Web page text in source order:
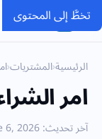
تخطَّ إلى المحتوى
SMACC
الرئيسية›المشتريات›
امر
آخر تحديث: June 6, 2026